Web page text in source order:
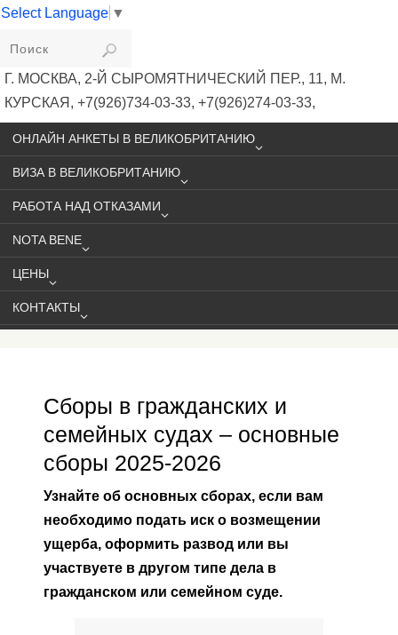
Select Language ▼
VIKIVISA
Г. МОСКВА, 2-Й СЫРОМЯТНИЧЕСКИЙ ПЕР., 11, М.
КУРСКАЯ, +7(926)734-03-33, +7(926)274-03-33,
VISA@VIKIVISA.RU
ОНЛАЙН АНКЕТЫ В ВЕЛИКОБРИТАНИЮ
ВИЗА В ВЕЛИКОБРИТАНИЮ
РАБОТА НАД ОТКАЗАМИ
NOTA BENE
ЦЕНЫ
КОНТАКТЫ
Сборы в гражданских и
семейных судах – основные
сборы 2025-2026
Узнайте об основных сборах, если вам
необходимо подать иск о возмещении
ущерба, оформить развод или вы
участвуете в другом типе дела в
гражданском или семейном суде.